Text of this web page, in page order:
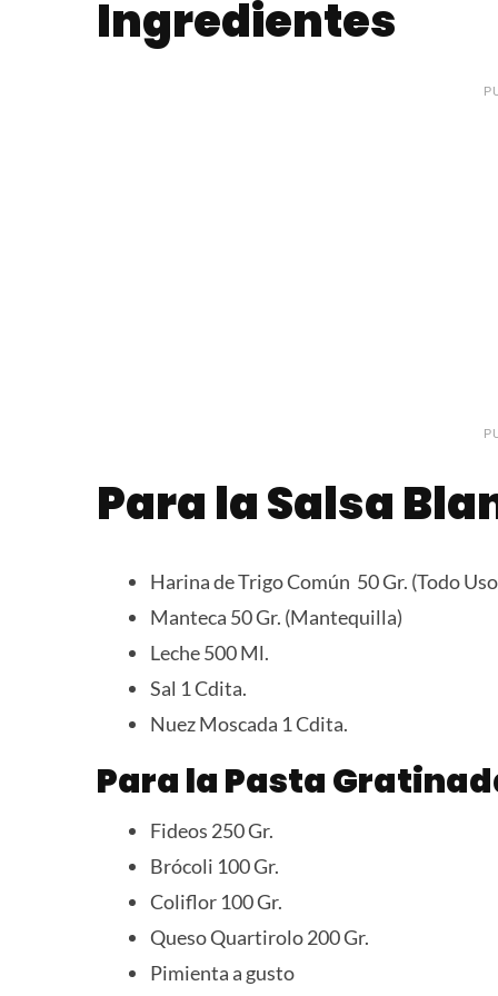
Ingredientes
Para la Salsa
Harina de Trigo Común 50 Gr. (Todo
Manteca 50 Gr. (Mantequilla)
Leche 500 Ml.
Sal 1 Cdita.
Nuez Moscada 1 Cdita.
Para la Pasta
Fideos 250 Gr.
Brócoli 100 Gr.
Coliflor 100 Gr.
Queso Quartirolo 200 Gr.
Pimienta a gusto